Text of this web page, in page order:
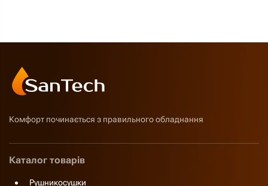
Комфорт починається з правильного обладнання
Каталог товарів
Рушникосушки